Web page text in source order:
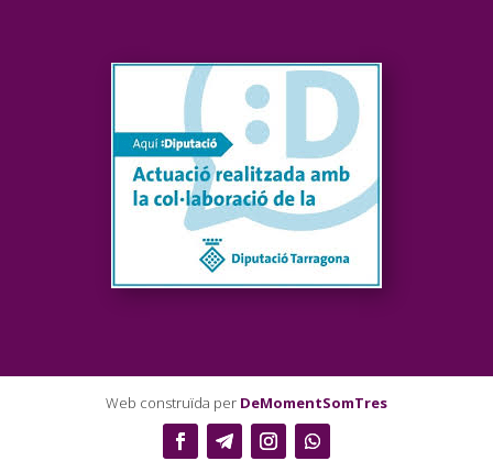
Web construïda per DeMomentSomTres